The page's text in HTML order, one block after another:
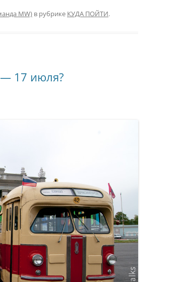
MW) в рубрике КУДА ПОЙТИ.
— 17 июля?